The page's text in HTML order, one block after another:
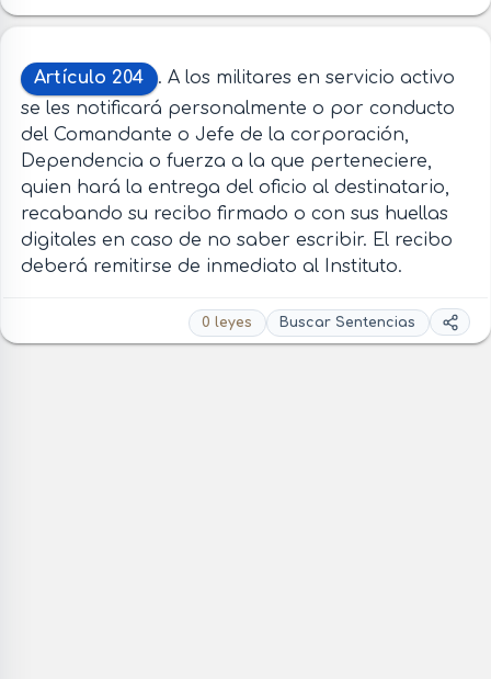
Artículo 204
. A los militares en servicio activo
se les notificará personalmente o por conducto
del Comandante o Jefe de la corporación,
Dependencia o fuerza a la que perteneciere,
quien hará la entrega del oficio al destinatario,
recabando su recibo firmado o con sus huellas
digitales en caso de no saber escribir. El recibo
deberá remitirse de inmediato al Instituto.
0 leyes Buscar Sentencias